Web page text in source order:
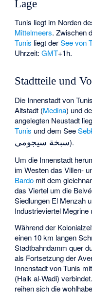
Lage
Tunis liegt im Norden
Mittelmeers. Zwischen
Tunis liegt derSee von
Uhrzeit:GMT+1h.
Stadtteile und
Die Innenstadt von
Altstadt (Medina) und
angelegten Neustadt
Tunis und dem See
سبخة سيجومي).
Um die Innenstadt
im Westen das Villen-
Bardo mit dem
das Viertel um die
Siedlungen El Menzah
Industrieviertel Megrine
Während der
einen 10 km langen
Stadtbahndamm quer
als Fortsetzung der
Innenstadt von Tunis
(Halk al-Wadi)
reihen sich die